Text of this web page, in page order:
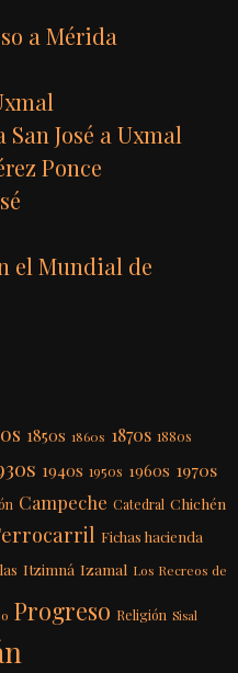
a Mérida
José a Uxmal
Ponce
el Mundial de
1850s 1860s 1870s 1880s
1940s 1950s 1960s 1970s
Campeche Catedral Chichén
Fichas hacienda
Itzimná Izamal Los Recreos de
Progreso Religión Sisal